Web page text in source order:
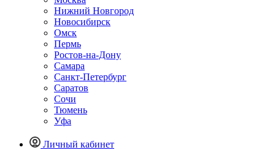
Нижний Новгород
Новосибирск
Омск
Пермь
Ростов-на-Дону
Самара
Санкт-Петербург
Саратов
Сочи
Тюмень
Уфа
Личный кабинет